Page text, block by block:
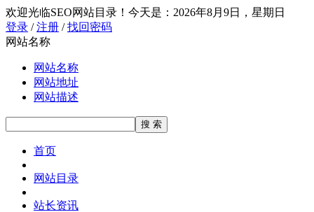
欢迎光临SEO网站目录！ 今天是：2026年8月9日，星期日
登录 /注册 /找回密码
网站名称
网站名称
网站地址
网站描述
首页
网站目录
站长资讯